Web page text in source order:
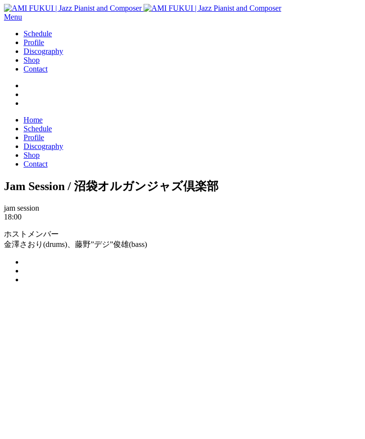
Menu
Schedule
Profile
Discography
Shop
Contact
Home
Schedule
Profile
Discography
Shop
Contact
Jam Session / 沼袋オルガンジャズ倶楽部
jam session
18:00
ホストメンバー
金澤さおり(drums)、藤野”デジ”俊雄(bass)